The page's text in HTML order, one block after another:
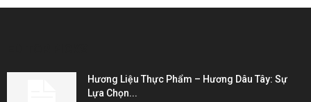
Hương Liệu Thực Phẩm – Hương Dâu Tây: Sự
Lựa Chọn...